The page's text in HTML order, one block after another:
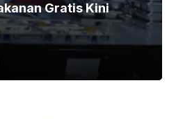
Gratis Kini